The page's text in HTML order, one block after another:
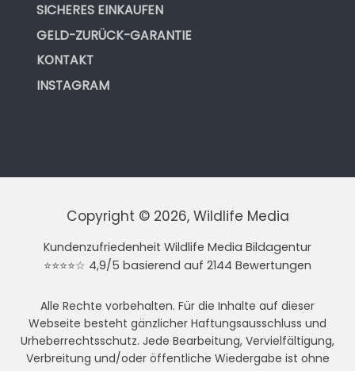
SICHERES EINKAUFEN
GELD-ZURÜCK-GARANTIE
KONTAKT
INSTAGRAM
Copyright © 2026, Wildlife Media
Kundenzufriedenheit Wildlife Media Bildagentur
⭐⭐⭐⭐☆ 4,9/5 basierend auf 2144 Bewertungen
Alle Rechte vorbehalten. Für die Inhalte auf dieser
Webseite besteht gänzlicher Haftungsausschluss und
Urheberrechtsschutz. Jede Bearbeitung, Vervielfältigung,
Verbreitung und/oder öffentliche Wiedergabe ist ohne